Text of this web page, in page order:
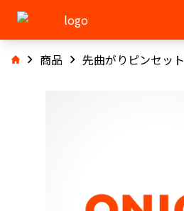
商品 先曲がりピンセット